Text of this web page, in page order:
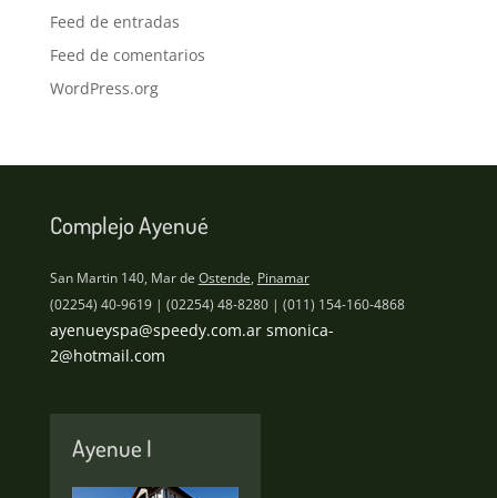
Feed de entradas
Feed de comentarios
WordPress.org
Complejo Ayenué
San Martin 140, Mar de Ostende, Pinamar
(02254) 40-9619 | (02254) 48-8280 | (011) 154-160-4868
ayenueyspa@speedy.com.ar smonica-
2@hotmail.com
Ayenue I